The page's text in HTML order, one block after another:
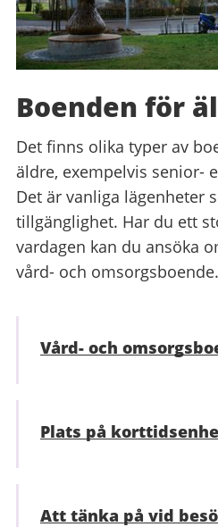
Boenden för
Det finns olika typer av
äldre, exempelvis senior-
Det är vanliga lägenheter
tillgänglighet. Har du ett
vardagen kan du ansöka
vård- och omsorgsboende.
Vård- och
Plats på
Att tänka på vid